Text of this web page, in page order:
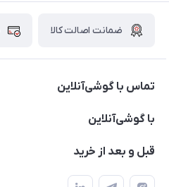
ضمانت اصالت کالا
تماس با گوشی‌آنلاین
۰۲۱91001221
با گوشی‌آنلاین
درباره ما
قبل و بعد از خرید
نحوه خرید از گوشی آنلاین